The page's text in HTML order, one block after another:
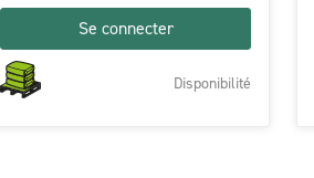
Se connecter
Disponibilité